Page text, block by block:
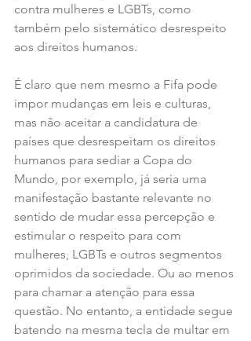
contra mulheres e LGBTs, como
também pelo sistemático desrespeito
aos direitos humanos.
É claro que nem mesmo a Fifa pode
impor mudanças em leis e culturas,
mas não aceitar a candidatura de
países que desrespeitam os direitos
humanos para sediar a Copa do
Mundo, por exemplo, já seria uma
manifestação bastante relevante no
sentido de mudar essa percepção e
estimular o respeito para com
mulheres, LGBTs e outros segmentos
oprimidos da sociedade. Ou ao menos
para chamar a atenção para essa
questão. No entanto, a entidade segue
batendo na mesma tecla de multar em